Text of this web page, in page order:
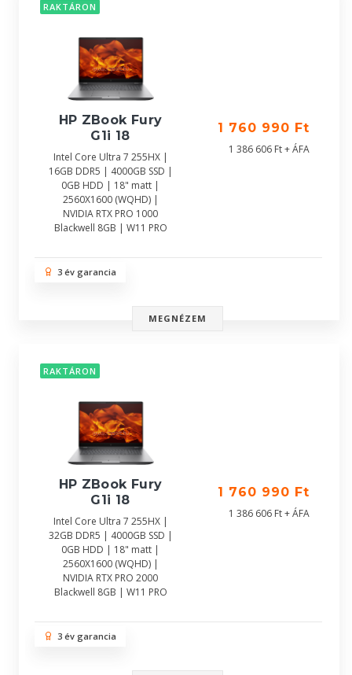
RAKTÁRON
HP ZBook Fury
G1i 18
Intel Core Ultra 7 255HX |
16GB DDR5 | 4000GB SSD |
0GB HDD | 18" matt |
2560X1600 (WQHD) |
NVIDIA RTX PRO 1000
Blackwell 8GB | W11 PRO
1 760 990 Ft
1 386 606 Ft + ÁFA
3 év garancia
MEGNÉZEM
RAKTÁRON
HP ZBook Fury
G1i 18
Intel Core Ultra 7 255HX |
32GB DDR5 | 4000GB SSD |
0GB HDD | 18" matt |
2560X1600 (WQHD) |
NVIDIA RTX PRO 2000
Blackwell 8GB | W11 PRO
1 760 990 Ft
1 386 606 Ft + ÁFA
3 év garancia